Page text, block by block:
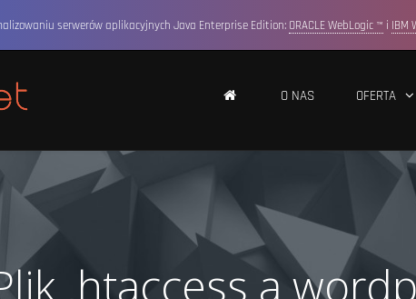
serwerów aplikacyjnych Java Enterprise Edition: ORACLE WebLogic ™ i IBM
O NAS OFERTA
.htaccess a